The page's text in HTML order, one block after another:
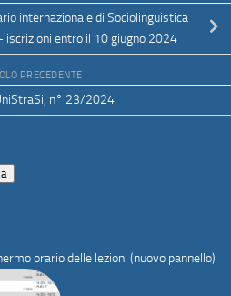
internazionale di Sociolinguistica
iscrizioni entro il 10 giugno 2024
PRECEDENTE
n° 23/2024
orario delle lezioni (nuovo pannello)